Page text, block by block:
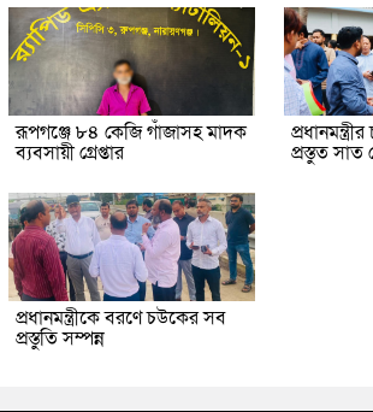
রূপগঞ্জে ৮৪ কেজি গাঁজাসহ মাদক
ব্যবসায়ী গ্রেপ্তার প্রস্তুত সাত
প্রধানমন্ত্রীকে বরণে চউকের সব
প্রস্তুতি সম্পন্ন